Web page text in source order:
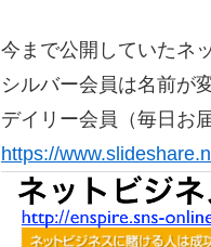
今まで公開していたネ
シルバー会員は名前が
デイリー会員（毎日お
https://